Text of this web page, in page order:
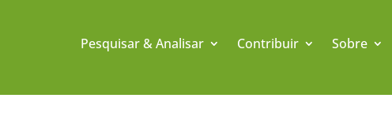
Pesquisar & Analisar Contribuir Sobre